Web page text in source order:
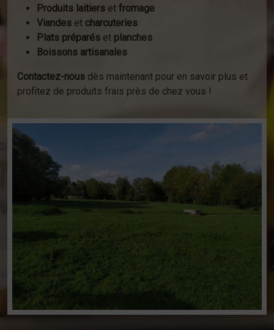
Produits laitiers et fromage
Viandes et charcuteries
Plats préparés et planches
Boissons artisanales
Contactez-nous dès maintenant pour en savoir plus et
profitez de produits frais près de chez vous !